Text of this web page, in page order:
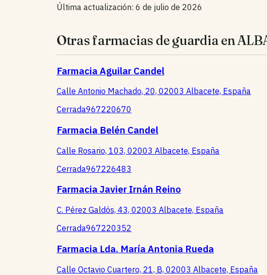
Última actualización: 6 de julio de 2026
Otras farmacias de guardia en
Farmacia Aguilar Candel
Calle Antonio Machado, 20, 02003 Albacete, España
Cerrada967220670
Farmacia Belén Candel
Calle Rosario, 103, 02003 Albacete, España
Cerrada967226483
Farmacia Javier Irnán Reino
C. Pérez Galdós, 43, 02003 Albacete, España
Cerrada967220352
Farmacia Lda. María Antonia Rueda
Calle Octavio Cuartero, 21, B, 02003 Albacete, España